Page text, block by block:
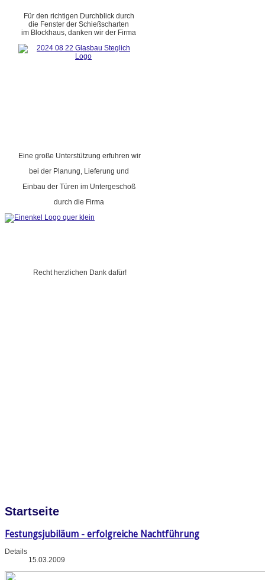
Für den richtigen Durchblick durch
die Fenster der Schießscharten
im Blockhaus, danken wir der Firma
Eine große Unterstützung erfuhren wir
bei der Planung, Lieferung und
Einbau der Türen im Untergeschoß
durch die Firma
Recht herzlichen Dank dafür!
Startseite
Festungsjubiläum - erfolgreiche Nachtführung
Details
15.03.2009